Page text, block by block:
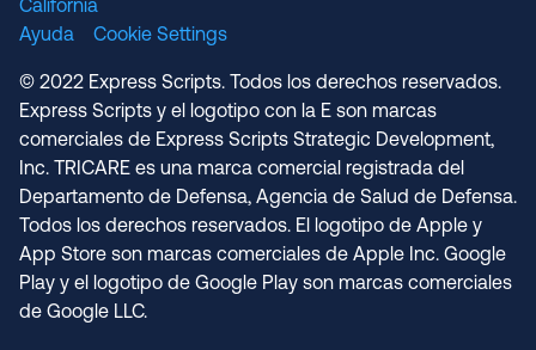
California
Ayuda
Cookie Settings
© 2022 Express Scripts. Todos los derechos reservados.
Express Scripts y el logotipo con la E son marcas
comerciales de Express Scripts Strategic Development,
Inc. TRICARE es una marca comercial registrada del
Departamento de Defensa, Agencia de Salud de Defensa.
Todos los derechos reservados. El logotipo de Apple y
App Store son marcas comerciales de Apple Inc. Google
Play y el logotipo de Google Play son marcas comerciales
de Google LLC.